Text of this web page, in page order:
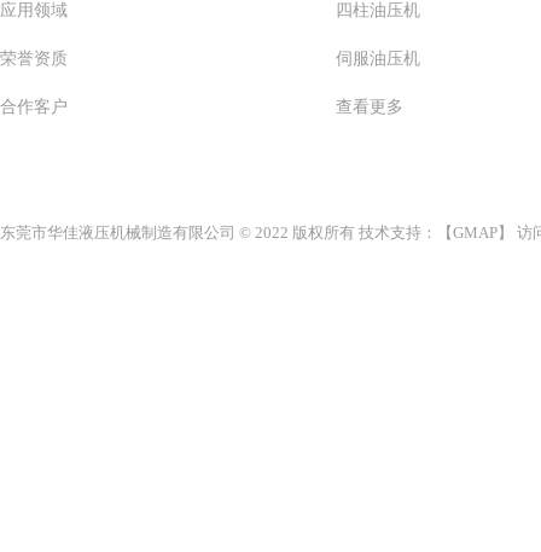
应用领域
荣誉资质
合作客户
四柱油压机
伺服油压机
查看更多
东莞市华佳液压机械制造有限公司 © 2022 版权所有 技术支持：【GMAP】 访